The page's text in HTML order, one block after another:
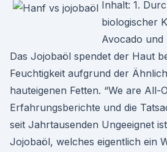
Inhalt: 1.
biologischer
Avocado und
Das Jojobaöl spendet der Haut
Feuchtigkeit aufgrund der
hauteigenen Fetten. “We are All-
Erfahrungsberichte und die
seit Jahrtausenden Ungeeignet
Jojobaöl, welches eigentlich ein